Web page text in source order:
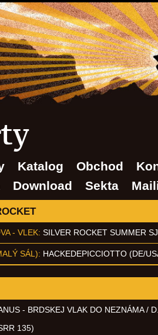
Katalog Obchod
Download Sekta
- VLEK: SILVER ROCKET SUMMER
SÁL): HACKEDEPICCIOTTO (DE/
- BRDSKEJ VLAK DO NEZNÁMA /
135)